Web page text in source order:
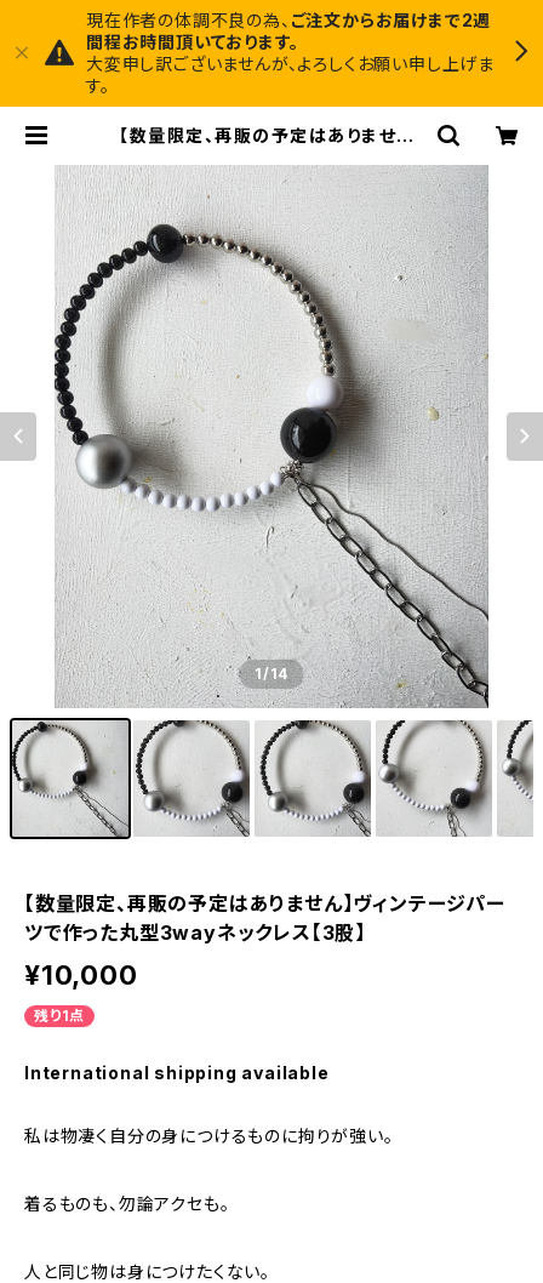
現在作者の体調不良の為、 ご注文からお届けまで2週
間程お時間頂いております。
大変申し訳ございませんが、よろしくお願い申し上げま
す。
【数量限定、再販の予定はありません】
yネックレス【3股】 | Midnight Art
Factory 1枚でインテリアに馴染むア
ートと、ちょっと尖ったアクセサリーの
お店
1/14
【数量限定、再販の予定はありません】ヴィンテージパー
ツで作った丸型3wayネックレス【3股】
¥10,000
残り1点
International shipping available
私は物凄く自分の身につけるものに拘りが強い。
着るものも、勿論アクセも。
人と同じ物は身につけたくない。